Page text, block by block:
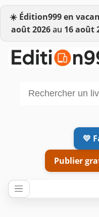
☀️ Édition999 en
août 2026au 16 août
💛
Publier